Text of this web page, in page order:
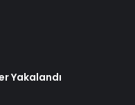
Yakalandı